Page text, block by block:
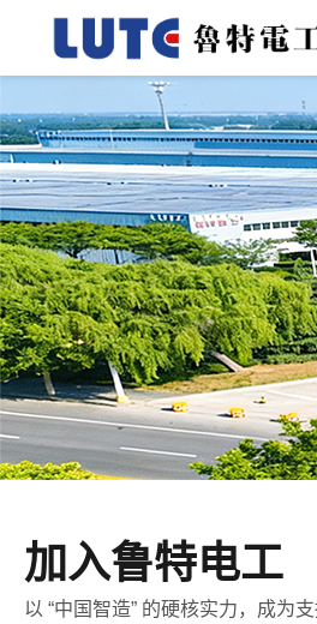
网站首页
关于鲁特 ▾
产品中心 ▾
客户案例
技术实力
加入鲁特电工
以 “中国智造” 的硬核实力，成为